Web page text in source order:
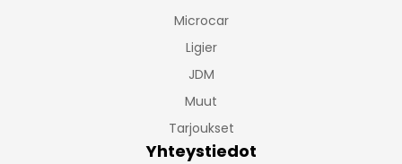
Microcar
Ligier
JDM
Muut
Tarjoukset
Yhteystiedot